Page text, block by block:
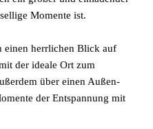
Momente ist.
einen herrlichen Blick auf
der ideale Ort zum
über einen Außen-
der Entspannung mit